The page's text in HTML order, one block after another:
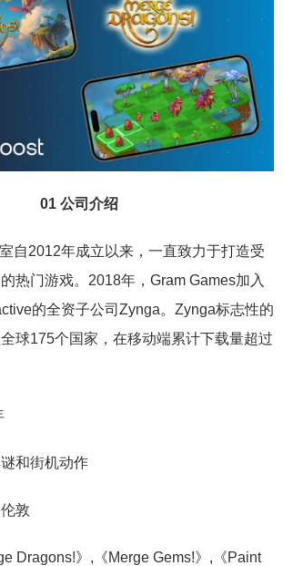
01 公司介绍
自2012年成立以来，一直致力于打造受
热门游戏。2018年，Gram Games加入
的全资子公司Zynga。Zynga标志性的
球175个国家，在移动端累计下载量超过
和街机动作
敦
Dragons!》,《Merge Gems!》,《Paint